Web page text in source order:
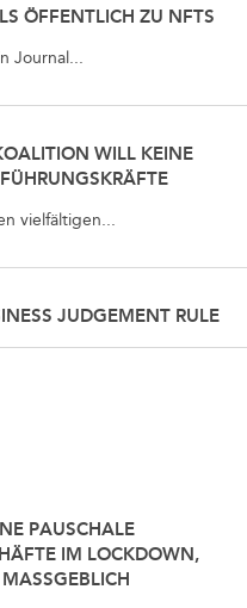
ÖFFENTLICH ZU NFTS
Journal...
WILL KEINE
vielfältigen...
JUDGEMENT RULE
PAUSCHALE
IM LOCKDOWN,